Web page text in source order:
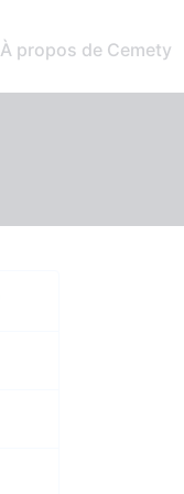
À propos de Cemety